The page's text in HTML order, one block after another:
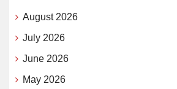
August 2026
July 2026
June 2026
May 2026